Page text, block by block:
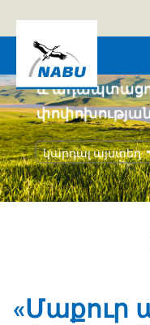
Համայնքահեն
և
կարդալ այստեղ